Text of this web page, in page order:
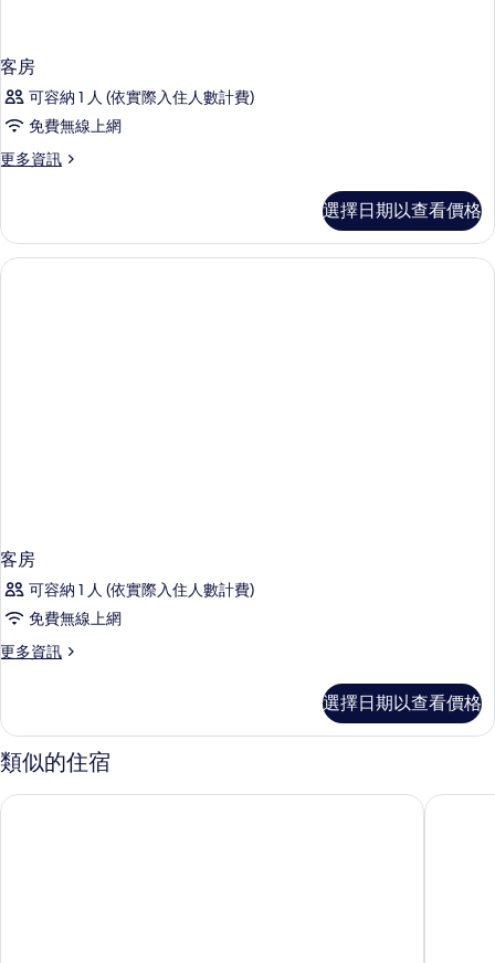
客房
可容納 1 人 (依實際入住人數計費)
免費無線上網
更多資訊
更
的
詳
情
選擇日期以查看價格
客房
可容納 1 人 (依實際入住人數計費)
免費無線上網
更多資訊
更
的
詳
情
選擇日期以查看價格
類似的住宿
Ailafushi OBLU XPERIENCE全包式飯店附免費接送 天堂島